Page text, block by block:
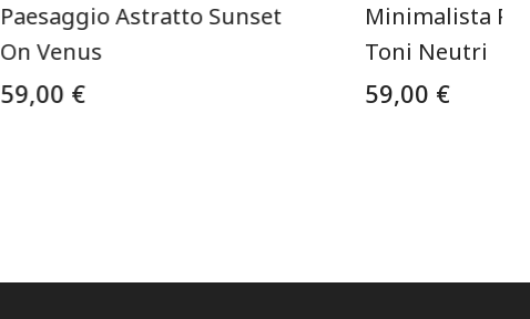
Paesaggio Astratto Sunset
On Venus
59,00 €
Minimalista
Toni Neutri
59,00 €